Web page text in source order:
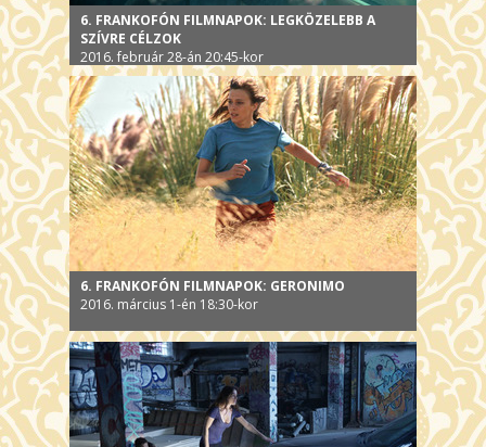
6. FRANKOFÓN FILMNAPOK: LEGKÖZELEBB A
SZÍVRE CÉLZOK
2016. február 28-án 20:45-kor
6. FRANKOFÓN FILMNAPOK: GERONIMO
2016. március 1-én 18:30-kor